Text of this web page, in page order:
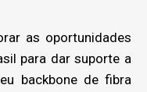
as oportunidades
para dar suporte a
backbone de fibra